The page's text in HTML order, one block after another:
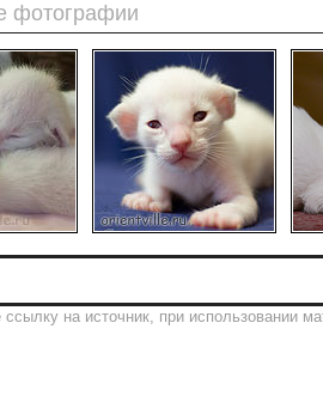
фотографии
на источник, при использовании